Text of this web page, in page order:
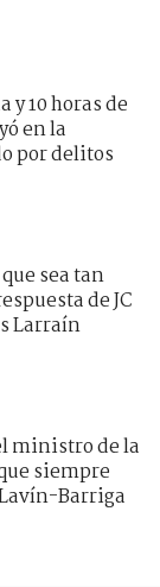
y 10 horas de
en la
por delitos
sea tan
de JC
Larraín
ministro de la
siempre
Barriga